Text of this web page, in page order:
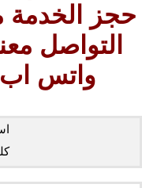
حجز
التواصل
واتس اب 01127747127